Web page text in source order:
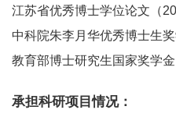
江苏省优秀博士学位论文（
中科院朱李月华优秀博士生奖
教育部博士研究生国家奖学金
承担科研项目情况：